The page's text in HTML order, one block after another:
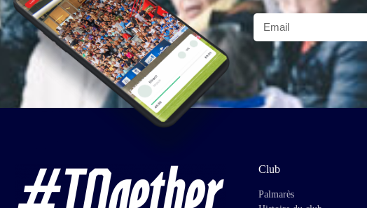
Club
Palmarès